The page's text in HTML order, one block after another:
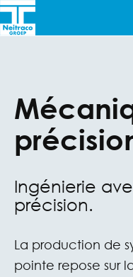
Skip to content
Groep
Ingénierie
précision.
La production de
pointe repose sur